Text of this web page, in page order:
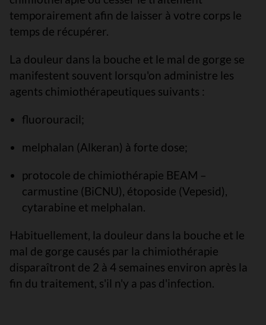
temporairement afin de laisser à votre corps le
temps de récupérer.
La douleur dans la bouche et le mal de gorge se
manifestent souvent lorsqu'on administre les
agents chimiothérapeutiques suivants :
fluorouracil;
melphalan (Alkeran) à forte dose;
protocole de chimiothérapie BEAM –
carmustine (BiCNU), étoposide (Vepesid),
cytarabine et melphalan.
Habituellement, la douleur dans la bouche et le
mal de gorge causés par la chimiothérapie
disparaîtront de 2 à 4 semaines environ après la
fin du traitement, s'il n'y a pas d'infection.